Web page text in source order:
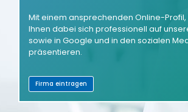
Mit einem ansprechenden Online-
Ihnen dabei sich professionell auf
sowie in Google und in den sozialen
präsentieren.
Firma eintragen